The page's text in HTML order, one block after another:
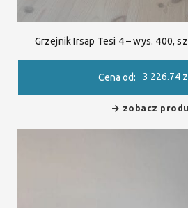
Grzejnik Irsap Tesi 4 – wys. 400,
Cena od: 3 226.74
zobacz